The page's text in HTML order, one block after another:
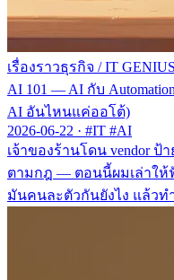
เรื่องราวธุรกิจ / IT GENIUS
AI 101 — AI กับ
AI อันไหนแค่ออโต้)
2026-06-22 · #IT #AI
เจ้าของร้านโดน vendor
ตามกฎ — ตอนนี้ผมเล่าให้
มันคนละตัวกันยังไง แล้วท